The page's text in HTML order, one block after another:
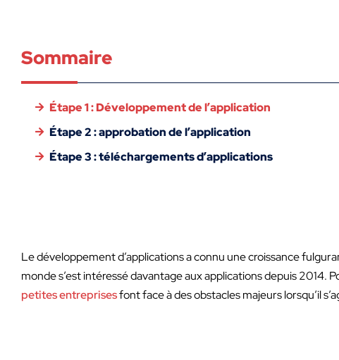
Sommaire
Étape 1 : Développement de l’application
Étape 2 : approbation de l’application
Étape 3 : téléchargements d’applications
Le développement d’applications a connu une croissance
monde s’est intéressé davantage aux applications depuis 2014.
petites entreprisesfont face à des obstacles majeurs lorsqu’il